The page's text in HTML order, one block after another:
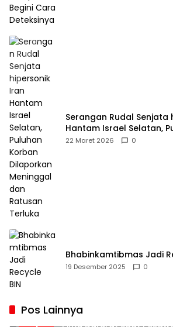
Serangan Rudal Senjata
Hantam Israel Selatan,
Dilaporkan Meninggal
22 Maret 2026 0
Bhabinkamtibmas Jadi
19 Desember 2025 0
Pos LainnyaPenumpang Batik Air